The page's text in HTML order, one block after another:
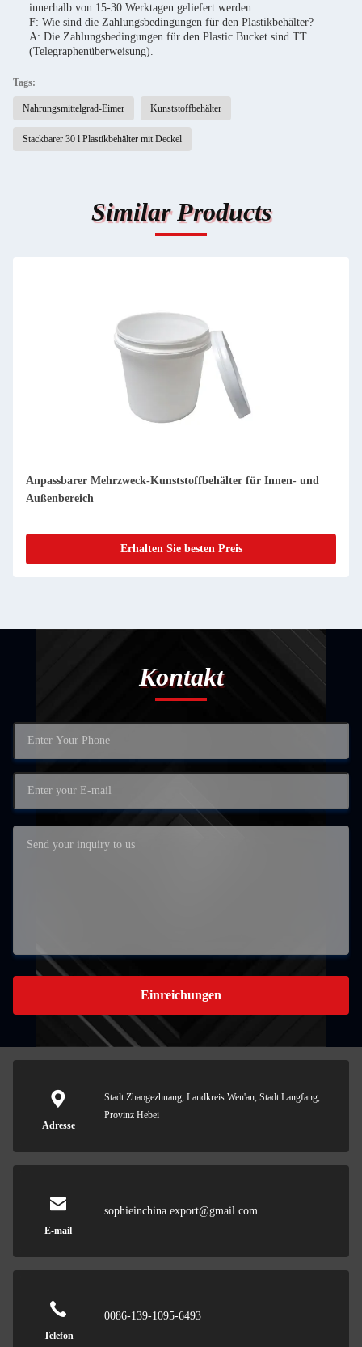
innerhalb von 15-30 Werktagen geliefert werden.
F: Wie sind die Zahlungsbedingungen für den Plastikbehälter?
A: Die Zahlungsbedingungen für den Plastic Bucket sind TT
(Telegraphenüberweisung).
Tags:
Nahrungsmittelgrad-Eimer Kunststoffbehälter
Stackbarer 30 l Plastikbehälter mit Deckel
Similar Products
Anpassbarer Mehrzweck-Kunststoffbehälter für Innen- und
Außenbereich
Erhalten Sie besten Preis
Kontakt
Einreichungen
Adresse
Stadt Zhaogezhuang, Landkreis Wen'an, Stadt Langfang,
Provinz Hebei
E-mail
sophieinchina.export@gmail.com
Telefon
0086-139-1095-6493